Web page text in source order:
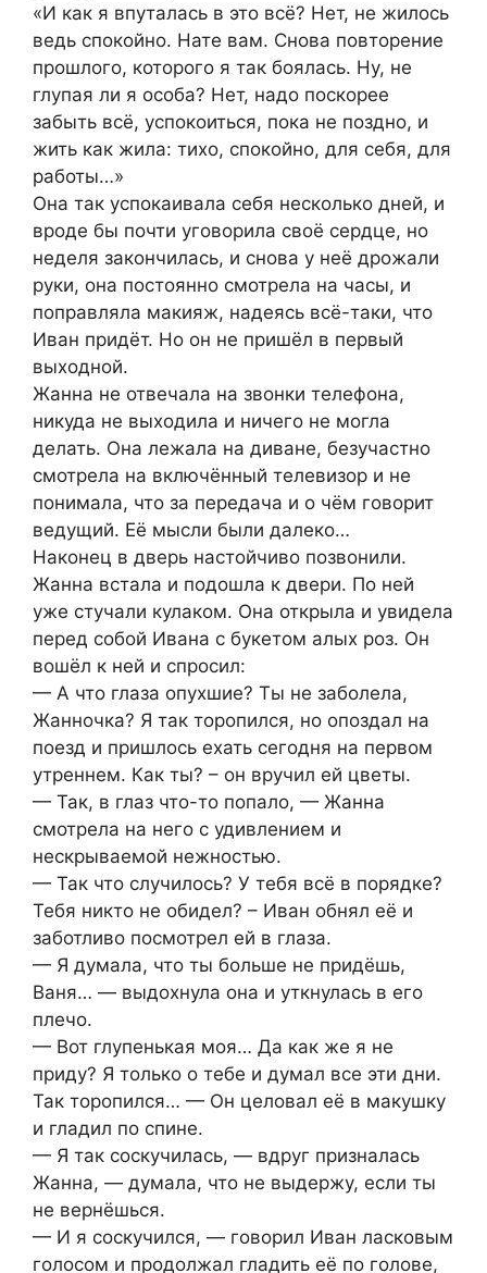
«И как я впуталась в это всё? Нет, не жилось
ведь спокойно. Нате вам. Снова повторение
прошлого, которого я так боялась. Ну, не
глупая ли я особа? Нет, надо поскорее
забыть всё, успокоиться, пока не поздно, и
жить как жила: тихо, спокойно, для себя, для
работы…»
Она так успокаивала себя несколько дней, и
вроде бы почти уговорила своё сердце, но
неделя закончилась, и снова у неё дрожали
руки, она постоянно смотрела на часы, и
поправляла макияж, надеясь всё-таки, что
Иван придёт. Но он не пришёл в первый
выходной.
Жанна не отвечала на звонки телефона,
никуда не выходила и ничего не могла
делать. Она лежала на диване, безучастно
смотрела на включённый телевизор и не
понимала, что за передача и о чём говорит
ведущий. Её мысли были далеко…
Наконец в дверь настойчиво позвонили.
Жанна встала и подошла к двери. По ней
уже стучали кулаком. Она открыла и увидела
перед собой Ивана с букетом алых роз. Он
вошёл к ней и спросил:
— А что глаза опухшие? Ты не заболела,
Жанночка? Я так торопился, но опоздал на
поезд и пришлось ехать сегодня на первом
утреннем. Как ты? – он вручил ей цветы.
— Так, в глаз что-то попало, — Жанна
смотрела на него с удивлением и
нескрываемой нежностью.
— Так что случилось? У тебя всё в порядке?
Тебя никто не обидел? – Иван обнял её и
заботливо посмотрел ей в глаза.
— Я думала, что ты больше не придёшь,
Ваня… — выдохнула она и уткнулась в его
плечо.
— Вот глупенькая моя… Да как же я не
приду? Я только о тебе и думал все эти дни.
Так торопился… — Он целовал её в макушку
и гладил по спине.
— Я так соскучилась, — вдруг призналась
Жанна, — думала, что не выдержу, если ты
не вернёшься.
— И я соскучился, — говорил Иван ласковым
голосом и продолжал гладить её по голове,